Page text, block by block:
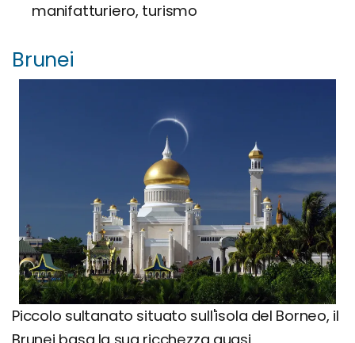
manifatturiero, turismo
Brunei
Piccolo sultanato situato sull'isola del Borneo, il